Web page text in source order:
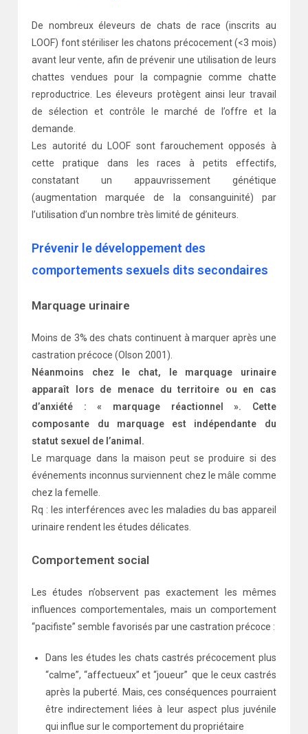
De nombreux éleveurs de chats de race (inscrits au
LOOF) font stériliser les chatons précocement (<3 mois)
avant leur vente, afin de prévenir une utilisation de leurs
chattes vendues pour la compagnie comme chatte
reproductrice. Les éleveurs protègent ainsi leur travail
de sélection et contrôle le marché de l’offre et la
demande.
Les autorité du LOOF sont farouchement opposés à
cette pratique dans les races à petits effectifs,
constatant un appauvrissement génétique
(augmentation marquée de la consanguinité) par
l’utilisation d’un nombre très limité de géniteurs.
Prévenir le développement des
comportements sexuels dits secondaires
Marquage urinaire
Moins de 3% des chats continuent à marquer après une
castration précoce (Olson 2001).
Néanmoins chez le chat, le marquage urinaire
apparaît lors de menace du territoire ou en cas
d’anxiété : « marquage réactionnel ». Cette
composante du marquage est indépendante du
statut sexuel de l’animal.
Le marquage dans la maison peut se produire si des
événements inconnus surviennent chez le mâle comme
chez la femelle.
Rq : les interférences avec les maladies du bas appareil
urinaire rendent les études délicates.
Comportement social
Les études n’observent pas exactement les mêmes
influences comportementales, mais un comportement
“pacifiste” semble favorisés par une castration précoce :
Dans les études les chats castrés précocement plus
“calme”, “affectueux” et “joueur” que le ceux castrés
après la puberté. Mais, ces conséquences pourraient
être indirectement liées à leur aspect plus juvénile
qui influe sur le comportement du propriétaire